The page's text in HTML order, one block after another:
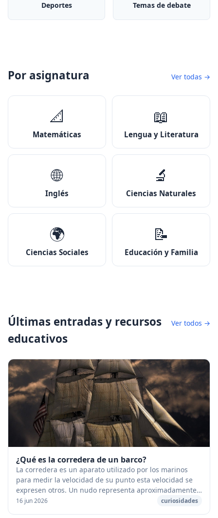
Deportes Temas de debate
Por asignatura Ver todas →
📐
Matemáticas
📖
Lengua y Literatura
🌐
Inglés
🔬
Ciencias Naturales
🌍
Ciencias Sociales
📝
Educación y Familia
Últimas entradas y recursos
educativos
Ver todos →
¿Qué es la corredera de un barco?
La corredera es un aparato utilizado por los marinos
para medir la velocidad de su punto esta velocidad se
expresen otros. Un nudo representa aproximadamente
2 km/h. La velocidad de un barco se expres...
16 jun 2026 curiosidades